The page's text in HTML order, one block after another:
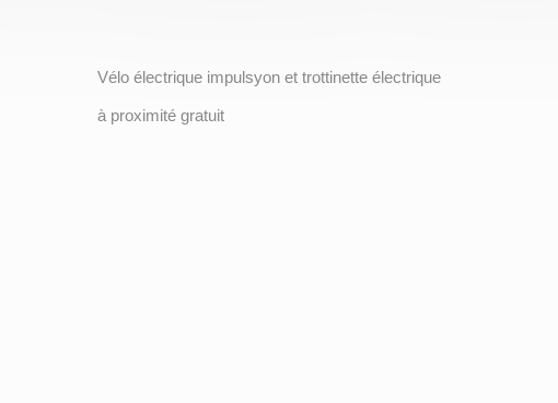
Vélo électrique impulsyon et trottinette électrique
à proximité gratuit